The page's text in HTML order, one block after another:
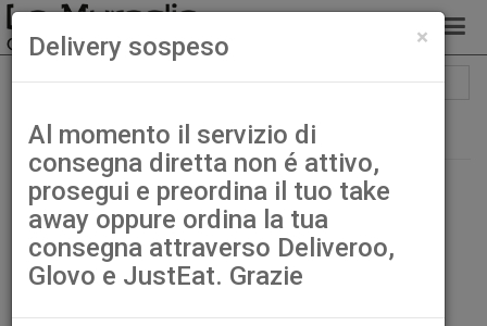
Filtra: Uramaki
Ordina per Scegli…
Uramaki
×
Delivery sospeso
Al momento il servizio di
consegna diretta non é attivo,
prosegui e preordina il tuo take
away oppure ordina la tua
consegna attraverso Deliveroo,
Glovo e JustEat. Grazie